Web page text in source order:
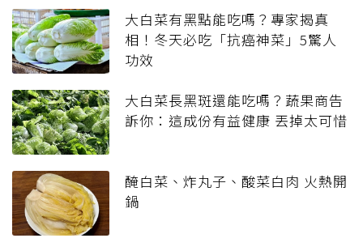
大白菜有黑點能吃嗎？專家揭真
相！冬天必吃「抗癌神菜」5驚人
功效
大白菜長黑斑還能吃嗎？蔬果商告
訴你：這成份有益健康 丟掉太可惜
醃白菜、炸丸子、酸菜白肉 火熱開
鍋